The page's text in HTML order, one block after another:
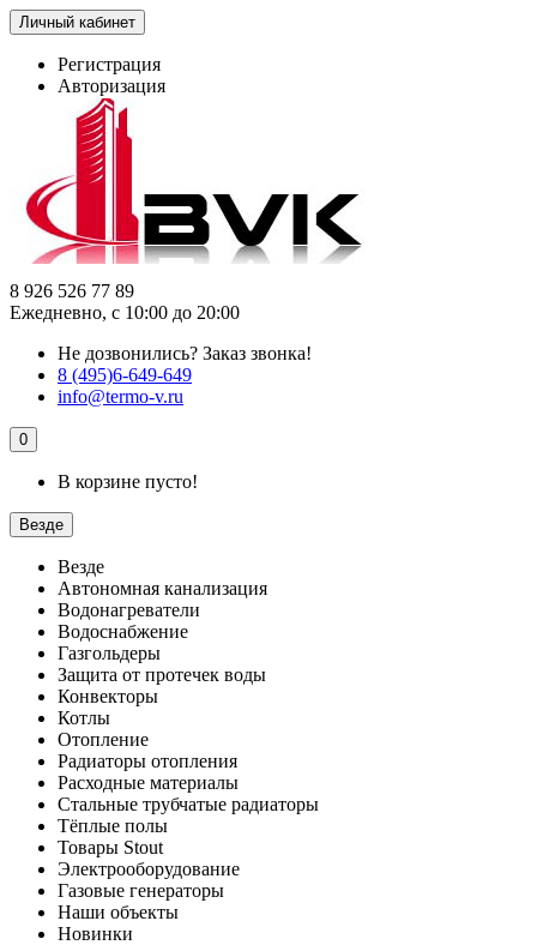
Личный кабинет
Регистрация
Авторизация
8 926 526 77 89
Ежедневно, с 10:00 до 20:00
Не дозвонились? Заказ звонка!
8 (495)6-649-649
info@termo-v.ru
0
В корзине пусто!
Везде
Везде
Автономная канализация
Водонагреватели
Водоснабжение
Газгольдеры
Защита от протечек воды
Конвекторы
Котлы
Отопление
Радиаторы отопления
Расходные материалы
Стальные трубчатые радиаторы
Тёплые полы
Товары Stout
Электрооборудование
Газовые генераторы
Наши объекты
Новинки